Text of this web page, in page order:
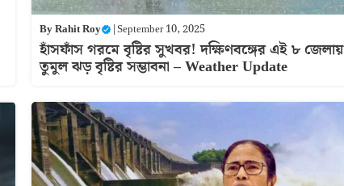
ByRahit Roy |September 10, 2025
হাঁসফাঁস গরমে বৃষ্টির সুখবর! দক্ষিণবঙ্গের এই ৮ জেলায়
তুমুল ঝড় বৃষ্টির সম্ভাবনা – Weather Update